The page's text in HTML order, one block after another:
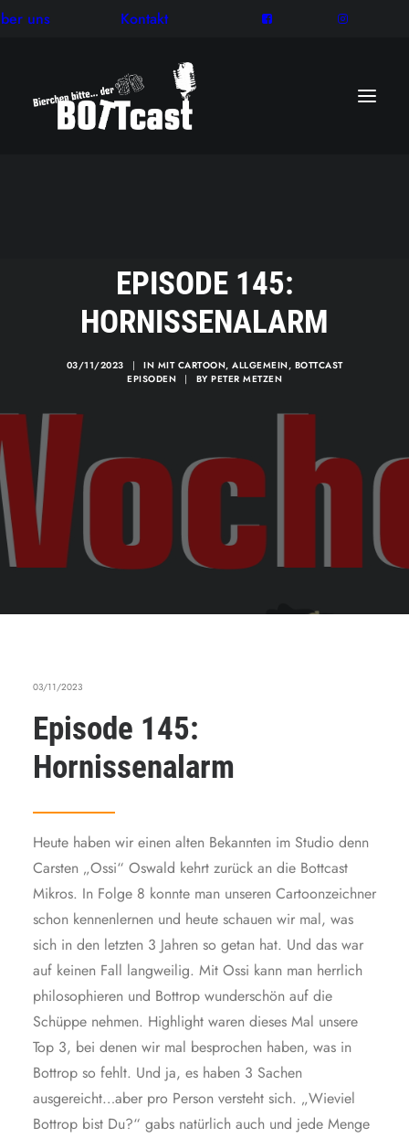
uns Kontakt
EPISODE 145:
HORNISSENALARM
03/11/2023 | IN MIT CARTOON, ALLGEMEIN, BOTTCAST
EPISODEN
| BY PETER METZEN
03/11/2023
Episode 145:
Hornissenalarm
Heute haben wir einen alten Bekannten im Studio denn
Carsten „Ossi“ Oswald kehrt zurück an die Bottcast
Mikros. In Folge 8 konnte man unseren Cartoonzeichner
schon kennenlernen und heute schauen wir mal, was
sich in den letzten 3 Jahren so getan hat. Und das war
auf keinen Fall langweilig. Mit Ossi kann man herrlich
philosophieren und Bottrop wunderschön auf die
Schüppe nehmen. Highlight waren dieses Mal unsere
Top 3, bei denen wir mal besprochen haben, was in
Bottrop so fehlt. Und ja, es haben 3 Sachen
ausgereicht…aber pro Person versteht sich. „Wieviel
Bottrop bist Du?“ gabs natürlich auch und jede Menge